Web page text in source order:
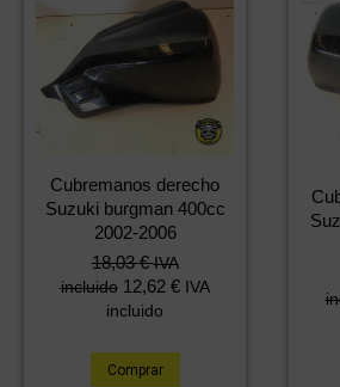
Cubremanos derecho
Suzuki burgman 400cc
2002-2006
18,03€ IVA
incluido 12,62 € IVA
incluido
Comprar